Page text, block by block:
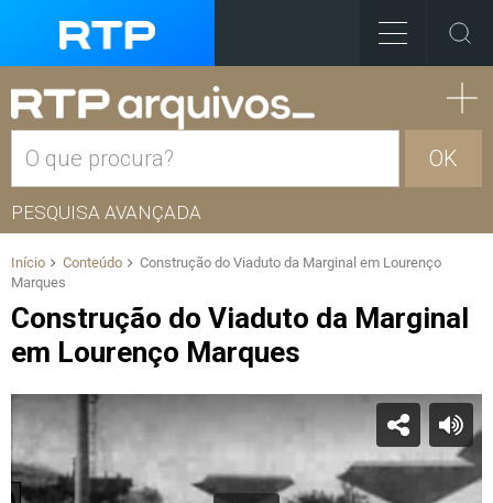
OK
PESQUISA AVANÇADA
Início Conteúdo
Construção do Viaduto da Marginal em Lourenço
Marques
Construção do Viaduto da Marginal
em Lourenço Marques